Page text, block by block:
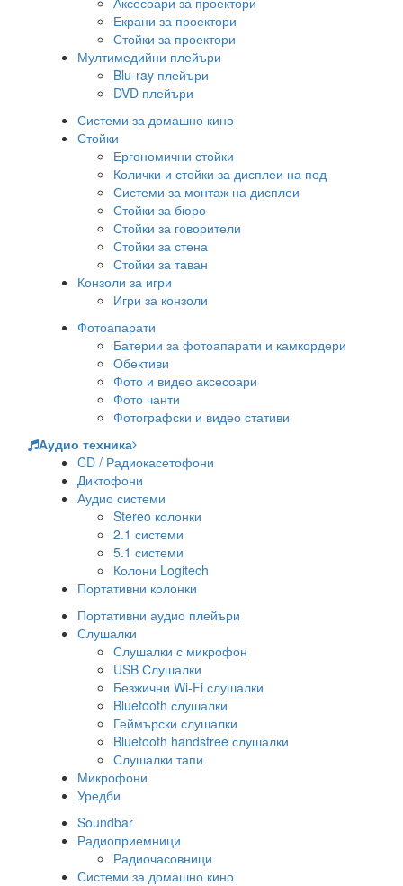
Екрани за проектори
Стойки за проектори
Мултимедийни плейъри
Blu-ray плейъри
DVD плейъри
Системи за домашно кино
Стойки
Ергономични стойки
Колички и стойки за дисплеи на под
Системи за монтаж на дисплеи
Стойки за бюро
Стойки за говорители
Стойки за стена
Стойки за таван
Конзоли за игри
Игри за конзоли
Фотоапарати
Батерии за фотоапарати и камкордери
Обективи
Фото и видео аксесоари
Фото чанти
Фотографски и видео стативи
Аудио техника
CD / Радиокасетофони
Диктофони
Аудио системи
Stereo колонки
2.1 системи
5.1 системи
Колони Logitech
Портативни колонки
Портативни аудио плейъри
Слушалки
Слушалки с микрофон
USB Слушалки
Безжични Wi-Fi слушалки
Bluetooth слушалки
Геймърски слушалки
Bluetooth handsfree слушалки
Слушалки тапи
Микрофони
Уредби
Soundbar
Радиоприемници
Радиочасовници
Системи за домашно кино